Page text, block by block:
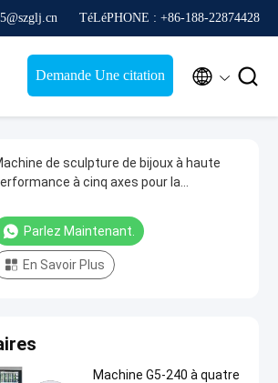
TéLéPHONE : +86-188-22874428
Demande Une citation  
de sculpture de bijoux à haute
à cinq axes pour la
Parlez Maintenant.
En Savoir Plus
Machine G5-240 à quatre